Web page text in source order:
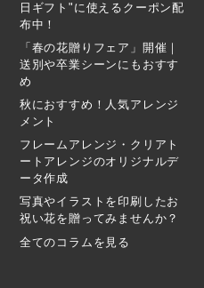
日ギフト"に使えるクーポン配
布中！
「春の花贈りフェア」開催｜
送別や卒業シーンにもおすす
め
秋におすすめ！人気アレンジ
メント
フレームアレンジ・クリアト
ートアレンジのオリジナルデ
ータ作成
写真やイラストを印刷したお
祝い花を贈ってみませんか？
全てのコラムを見る